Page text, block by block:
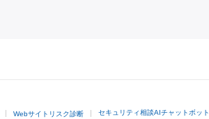
Webサイトリスク診断 セキュリティ相談AIチャットボット